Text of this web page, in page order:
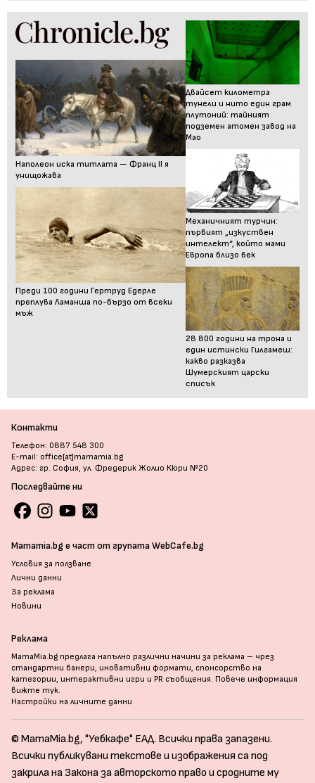
Наполеон иска титлата — Франц II я
унищожава
Преди 100 години Гертруд Едерле
преплува Ламанша по-бързо от всеки
мъж
Двайсет километра
тунели и нито един грам
плутоний: тайният
подземен атомен завод на
Мао
Механичният турчин:
първият „изкуствен
интелект“, който мами
Европа близо век
28 800 години на трона и
един истински Гилгамеш:
какво разказва
Шумерският царски
списък
Контакти
Телефон: 0887 548 300
E-mail: office[at]mamamia.bg
Адрес: гр. София, ул. Фредерик Жолио Кюри №20
Последвайте ни
Mamamia.bg е част от групата WebCafe.bg
Условия за ползване
Лични данни
За реклама
Новини
Реклама
MamaMia.bg предлага напълно различни начини за реклама – чрез
стандартни банери, иновативни формати, спонсорство на
категории, интерактивни игри и PR съобщения. Повече информация
вижте тук.
Настройки на личните данни
© MamaMia.bg, "Уебкафе" ЕАД. Всички права запазени.
Всички публикувани текстове и изображения са под
закрила на Закона за авторското право и сродните му